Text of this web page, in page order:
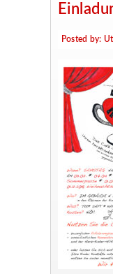
Posted by: